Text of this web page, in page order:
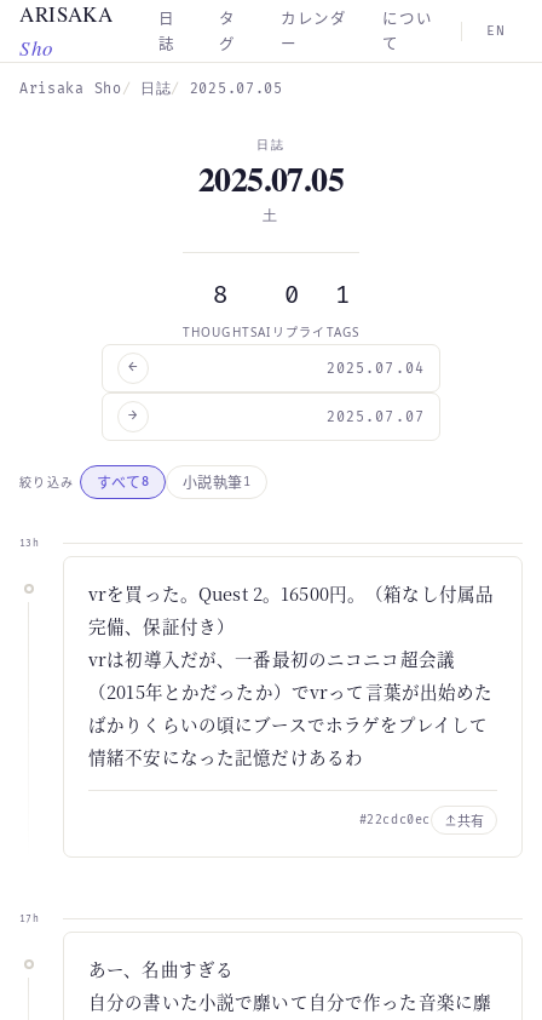
Skip to main content
ARISAKA
Sho
日
誌
タ
グ
カレンダ
ー
につい
て
EN
Arisaka Sho 日誌 2025.07.05
← 2025.07.04
日誌
2025.07.05
土
8
THOUGHTS
0
AIリプライ
1
TAGS
2025.07.07
→
絞り込み すべて8 小説執筆1
13h
vrを買った。Quest 2。16500円。（箱なし付属品
完備、保証付き）
vrは初導入だが、一番最初のニコニコ超会議
（2015年とかだったか）でvrって言葉が出始めた
ばかりくらいの頃にブースでホラゲをプレイして
情緒不安になった記憶だけあるわ
#22cdc0ec 共有
17h
あー、名曲すぎる
自分の書いた小説で靡いて自分で作った音楽に靡